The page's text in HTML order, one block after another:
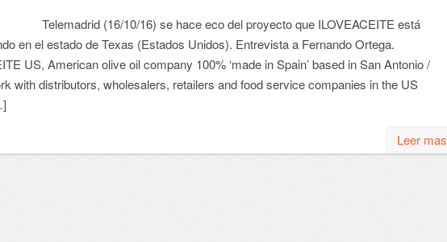
Telemadrid (16/10/16) se hace eco del proyecto que ILOVEACEITE está
en el estado de Texas (Estados Unidos). Entrevista a Fernando Ortega.
US, American olive oil company 100% ‘made in Spain’ based in San Antonio /
with distributors, wholesalers, retailers and food service companies in the US
Leer mas